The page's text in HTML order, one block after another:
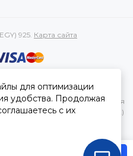
925. Карта сайта
товаров и услуг, носит
каких условиях не является
положениями Статьи 437(2)
кодекса РФ.
для оптимизации
удобства. Продолжая
с их